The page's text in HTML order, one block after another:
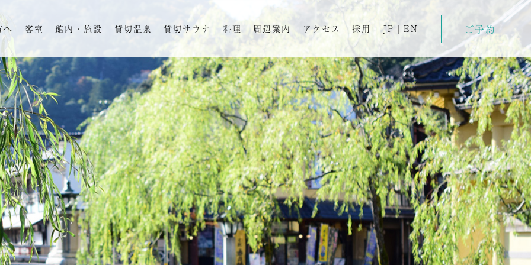
へ 客室 館内・施設 貸切温泉 貸切サウナ 料理 周辺案内 アクセス 採用 JP | EN ご予約